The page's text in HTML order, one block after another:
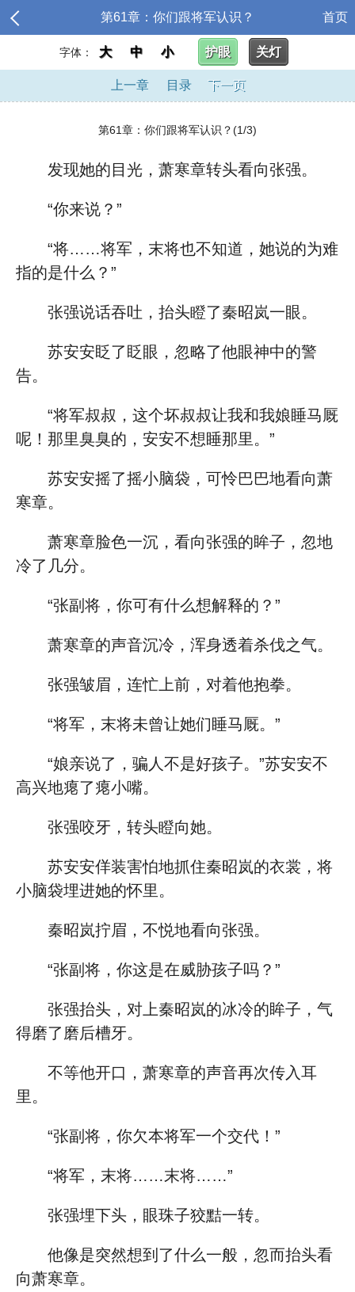
第61章：你们跟将军认识？ 首页
字体： 大 中 小 护眼 关灯
上一章 目录 下一页
第61章：你们跟将军认识？(1/3)
发现她的目光，萧寒章转头看向张强。
“你来说？”
“将……将军，末将也不知道，她说的为难
指的是什么？”
张强说话吞吐，抬头瞪了秦昭岚一眼。
苏安安眨了眨眼，忽略了他眼神中的警
告。
“将军叔叔，这个坏叔叔让我和我娘睡马厩
呢！那里臭臭的，安安不想睡那里。”
苏安安摇了摇小脑袋，可怜巴巴地看向萧
寒章。
萧寒章脸色一沉，看向张强的眸子，忽地
冷了几分。
“张副将，你可有什么想解释的？”
萧寒章的声音沉冷，浑身透着杀伐之气。
张强皱眉，连忙上前，对着他抱拳。
“将军，末将未曾让她们睡马厩。”
“娘亲说了，骗人不是好孩子。”苏安安不
高兴地瘪了瘪小嘴。
张强咬牙，转头瞪向她。
苏安安佯装害怕地抓住秦昭岚的衣裳，将
小脑袋埋进她的怀里。
秦昭岚拧眉，不悦地看向张强。
“张副将，你这是在威胁孩子吗？”
张强抬头，对上秦昭岚的冰冷的眸子，气
得磨了磨后槽牙。
不等他开口，萧寒章的声音再次传入耳
里。
“张副将，你欠本将军一个交代！”
“将军，末将……末将……”
张强埋下头，眼珠子狡黠一转。
他像是突然想到了什么一般，忽而抬头看
向萧寒章。